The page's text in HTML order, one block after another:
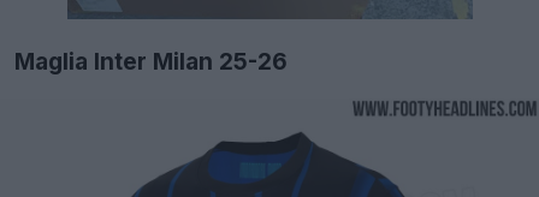
Maglia Inter Milan 25-26